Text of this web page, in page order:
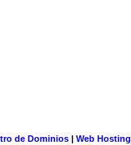
de Dominios| Web Hosting